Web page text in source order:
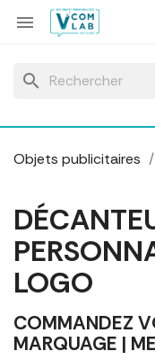

search
Objets publicitaires
LOGO
COMMANDEZ
MARQUAGE |
Panneau de gestion